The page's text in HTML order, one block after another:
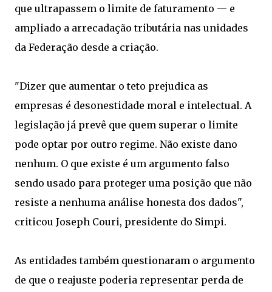
que ultrapassem o limite de faturamento — e
ampliado a arrecadação tributária nas unidades
da Federação desde a criação.
"Dizer que aumentar o teto prejudica as
empresas é desonestidade moral e intelectual. A
legislação já prevê que quem superar o limite
pode optar por outro regime. Não existe dano
nenhum. O que existe é um argumento falso
sendo usado para proteger uma posição que não
resiste a nenhuma análise honesta dos dados",
criticou Joseph Couri, presidente do Simpi.
As entidades também questionaram o argumento
de que o reajuste poderia representar perda de